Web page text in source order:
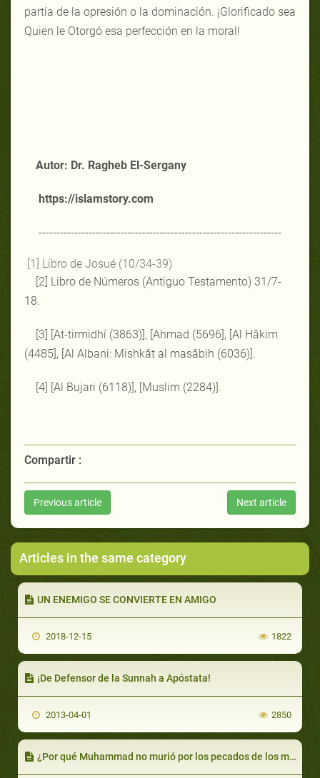
partía de la opresión o la dominación. ¡Glorificado sea
Quien le Otorgó esa perfección en la moral!
Autor: Dr. Ragheb El-Sergany
https://islamstory.com
--------------------------------------------------------------------
[1] Libro de Josué (10/34-39)
[2] Libro de Números (Antiguo Testamento) 31/7-
18.
[3] [At-tirmidhí (3863)], [Ahmad (5696], [Al Hâkim
(4485], [Al Albani: Mishkât al masâbih (6036)].
[4] [Al Bujari (6118)], [Muslim (2284)].
Compartir :
Previous article Next article
Articles in the same category
UN ENEMIGO SE CONVIERTE EN AMIGO
2018-12-15 1822
¡De Defensor de la Sunnah a Apóstata!
2013-04-01 2850
¿Por qué Muhammad no murió por los pecados de los musulmanes?